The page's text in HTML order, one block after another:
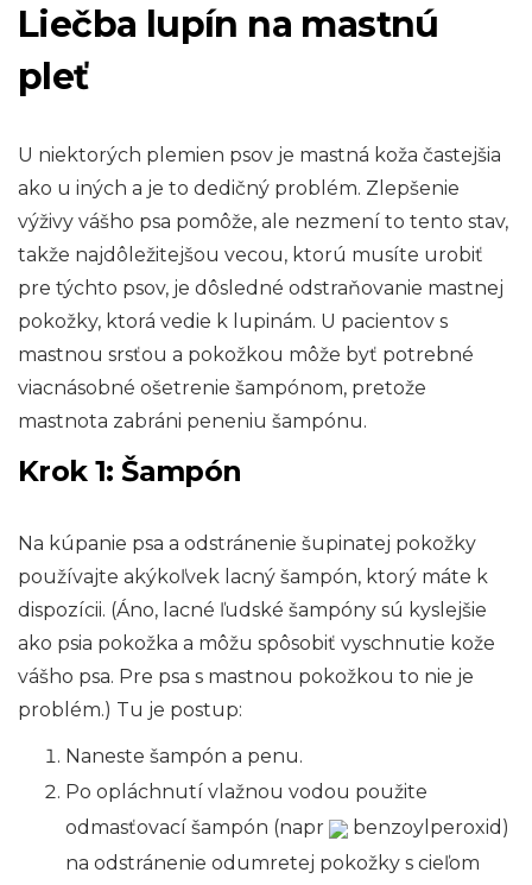
Liečba lupín na mastnú
pleť
U niektorých plemien psov je mastná koža častejšia
ako u iných a je to dedičný problém. Zlepšenie
výživy vášho psa pomôže, ale nezmení to tento stav,
takže najdôležitejšou vecou, ​​ktorú musíte urobiť
pre týchto psov, je dôsledné odstraňovanie mastnej
pokožky, ktorá vedie k lupinám. U pacientov s
mastnou srsťou a pokožkou môže byť potrebné
viacnásobné ošetrenie šampónom, pretože
mastnota zabráni peneniu šampónu.
Krok 1: Šampón
Na kúpanie psa a odstránenie šupinatej pokožky
používajte akýkoľvek lacný šampón, ktorý máte k
dispozícii. (Áno, lacné ľudské šampóny sú kyslejšie
ako psia pokožka a môžu spôsobiť vyschnutie kože
vášho psa. Pre psa s mastnou pokožkou to nie je
problém.) Tu je postup:
Naneste šampón a penu.
Po opláchnutí vlažnou vodou použite
odmasťovací šampón (napr
benzoylperoxid)
na odstránenie odumretej pokožky s cieľom